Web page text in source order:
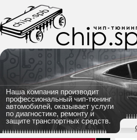
Наша компания производит
профессиональный чип-тюнинг
автомобилей, оказывает услуги
по диагностике, ремонту и
защите транспортных средств.